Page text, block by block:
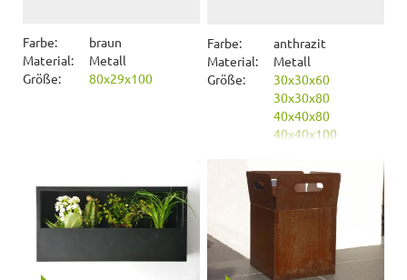
Farbe:
braun
Material:
Metall
Größe:
80x29x100
Farbe:
anthrazit
Material:
Metall
Größe:
30x30x60
30x30x80
40x40x80
40x40x100